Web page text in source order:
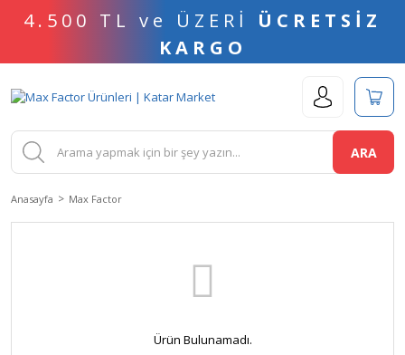
4.500 TL ve ÜZERİ ÜCRETSİZ
KARGO
ARA
Anasayfa Max Factor
Ürün Bulunamadı.